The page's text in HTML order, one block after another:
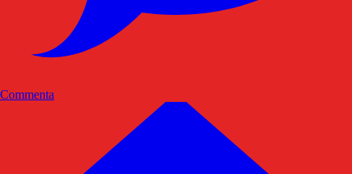
Commenta